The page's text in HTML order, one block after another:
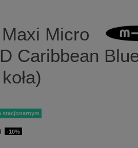
Micro
Caribbean
stacjonarnym
-10%